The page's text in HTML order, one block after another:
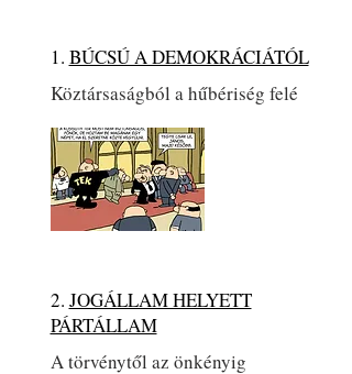
1. BÚCSÚ A DEMOKRÁCIÁTÓL
Köztársaságból a hűbériség felé
2. JOGÁLLAM HELYETT
PÁRTÁLLAM
A törvénytől az önkényig